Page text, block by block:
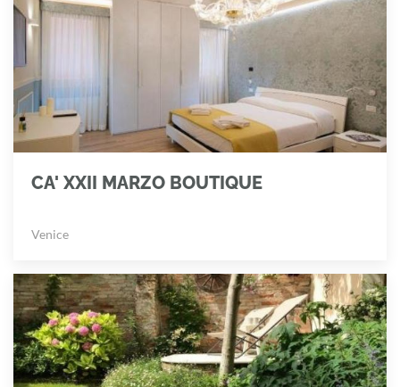
CA' XXII MARZO BOUTIQUE
Venice